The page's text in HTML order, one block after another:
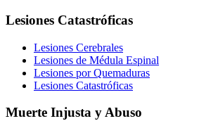
Lesiones Catastróficas
Lesiones Cerebrales
Lesiones de Médula Espinal
Lesiones por Quemaduras
Lesiones Catastróficas
Muerte Injusta y Abuso